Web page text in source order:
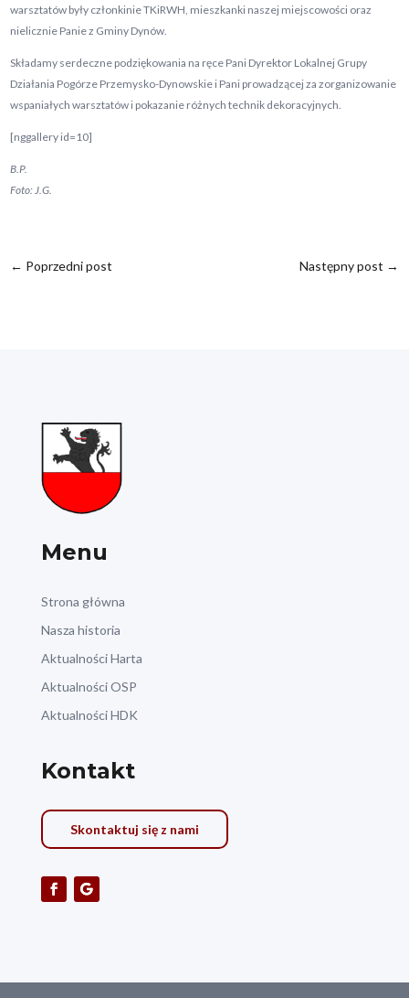
warsztatów były członkinie TKiRWH, mieszkanki naszej miejscowości oraz
nielicznie Panie z Gminy Dynów.
Składamy serdeczne podziękowania na ręce Pani Dyrektor Lokalnej Grupy
Działania Pogórze Przemysko-Dynowskie i Pani prowadzącej za zorganizowanie
wspaniałych warsztatów i pokazanie różnych technik dekoracyjnych.
[nggallery id=10]
B.P.
Foto: J.G.
← Poprzedni post Następny post →
Menu
Strona główna
Nasza historia
Aktualności Harta
Aktualności OSP
Aktualności HDK
Kontakt
Skontaktuj się z nami